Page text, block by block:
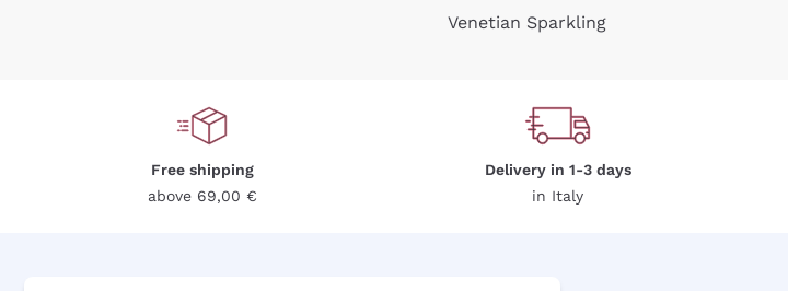
Venetian Sparkling
Free shipping
above 69,00 €
Delivery in 1-3 days
in Italy